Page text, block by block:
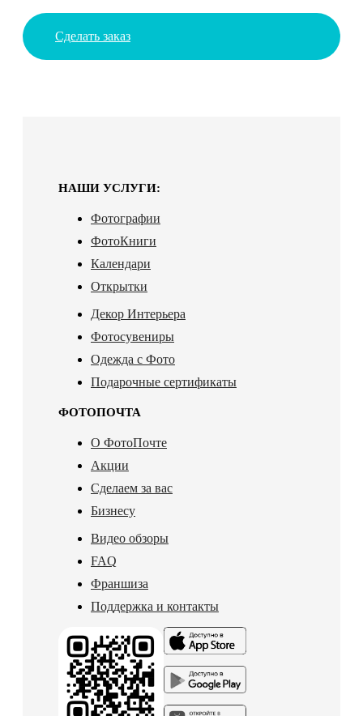
Сделать заказ
НАШИ УСЛУГИ:
Фотографии
ФотоКниги
Календари
Открытки
Декор Интерьера
Фотосувениры
Одежда с Фото
Подарочные сертификаты
ФОТОПОЧТА
О ФотоПочте
Акции
Сделаем за вас
Бизнесу
Видео обзоры
FAQ
Франшиза
Поддержка и контакты